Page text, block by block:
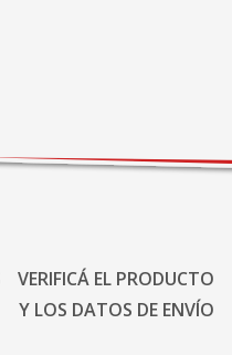
VERIFICÁ EL PRODUCTO
Y LOS DATOS DE ENVÍO